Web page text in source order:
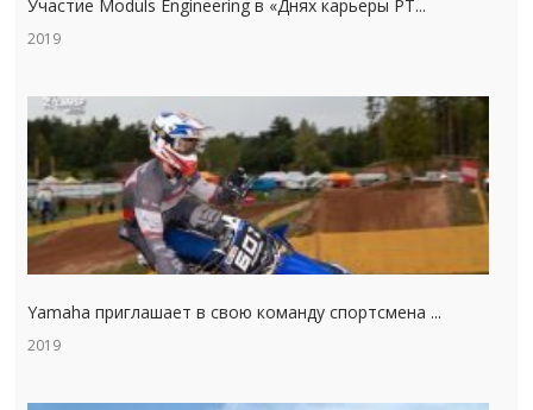
Участие Moduls Engineering в «Днях карьеры РТ...
2019
Yamaha приглашает в свою команду спортсмена ...
2019